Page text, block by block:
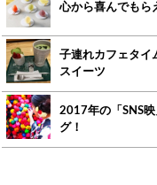
心から喜んでもら
子連れカフェタイ
スイーツ
2017年の「SNS
グ！